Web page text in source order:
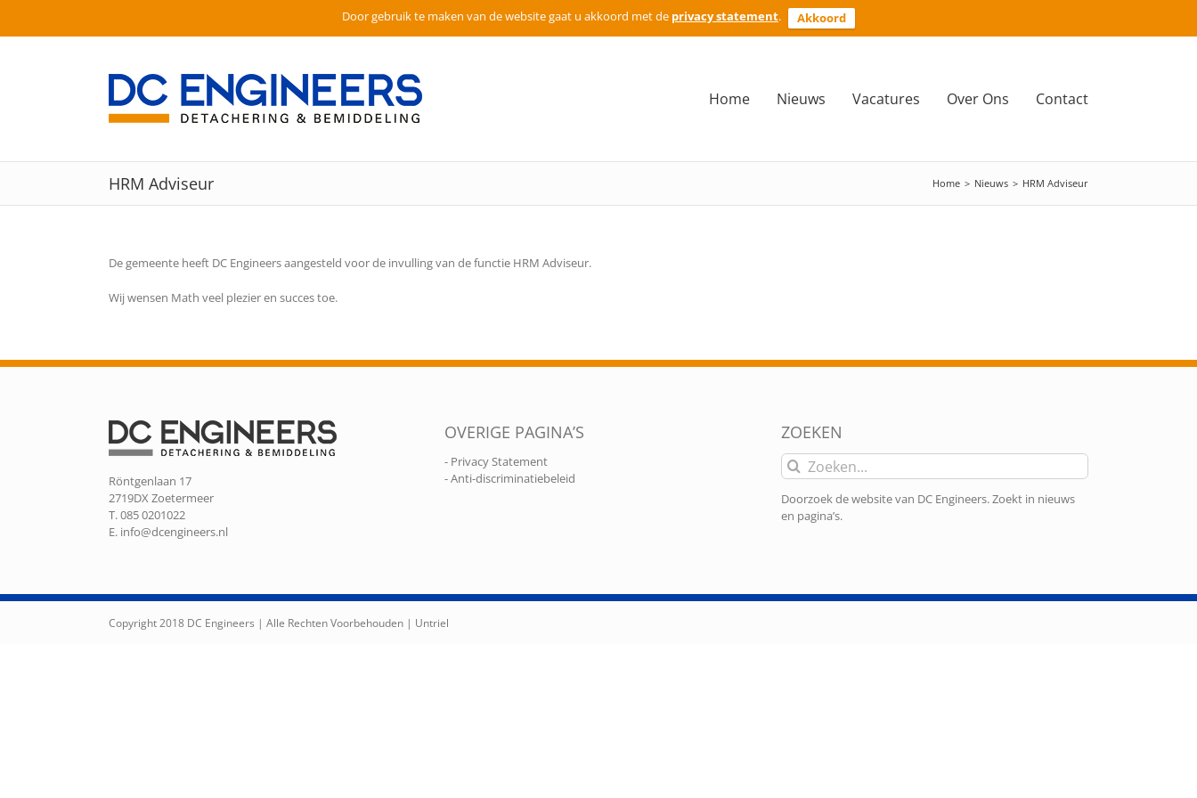
Door gebruik te maken van de website gaat u akkoord met de privacy statement.
Akkoord
Ga
Home Nieuws Vacatures Over Ons Contact
HRM Adviseur Home > Nieuws > HRM Adviseur
De gemeente heeft DC Engineers aangesteld voor de invulling van de functie HRM Adviseur.
Wij wensen Math veel plezier en succes toe.
Röntgenlaan 17
2719DX Zoetermeer
T. 085 0201022
E. info@dcengineers.nl
OVERIGE PAGINA’S
- Privacy Statement
- Anti-discriminatiebeleid
ZOEKEN
Zoeken
naar:
Doorzoek de website van DC Engineers. Zoekt in nieuws
en pagina’s.
Copyright 2018 DC Engineers | Alle Rechten Voorbehouden | Untriel